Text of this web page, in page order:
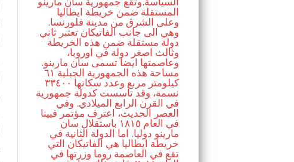
المستقلة ضمن خريطة ايطاليا
وعلى الشرق من مدينة فلورنسا.
وهي الى جانب الفاتيكان تعتبر ثاني
دولة مستقلة ضمن هذه الخريطة
وثالث اصغر دولة في اوروبا،
وعاصمتها ايضا تسمى سان مارينو.
مساحة هذه الجمهورية الجبلية ٦١
كيلومتر مربع وعدد سكانها ٣٣٤٠٠
نسمة، وقد تأسست كدولة جمهورية
في القرن الرابع الميلادي. وفي
العصر الحديث، اعترف مؤتمر فيينا
في العام ١٨١٥ باستقلال سان
مارينو دوليا. اما الدولة الثانية في
خريطة ايطاليا هي الفاتيكان التي
تقع في العاصمة روما وزرتها في